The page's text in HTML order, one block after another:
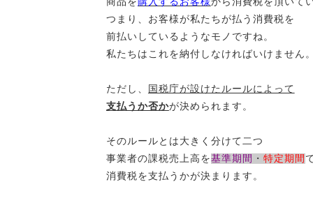
つまり、お客様が私たちが払う消費税を
前払いしているようなモノですね。
私たちはこれを納付しなければいけません。
ただし、
国税庁が設けたルールによって
支払うか否かが決められます。
そのルールとは大きく分けて二つ
事業者の課税売上高を基準期間 ・ 特定期間
消費税を支払うかが決まります。